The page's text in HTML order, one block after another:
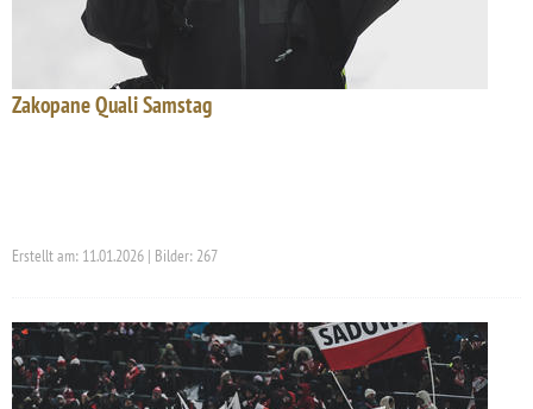
Zakopane Quali Samstag
Erstellt am: 11.01.2026 | Bilder: 267